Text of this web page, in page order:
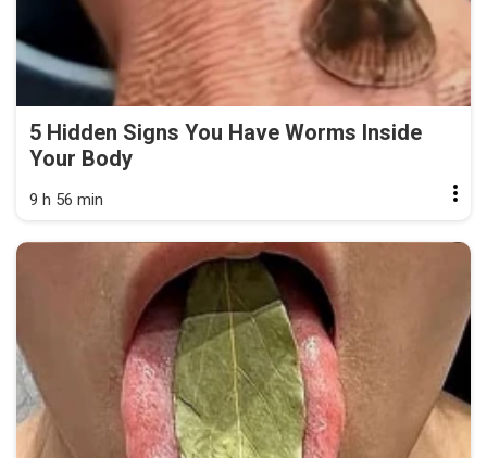
5 Hidden Signs You Have Worms Inside
Your Body
9 h 56 min